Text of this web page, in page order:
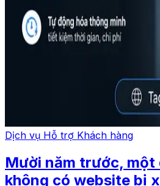
Dịch vụ Hỗ trợ Khách hàng
Mười năm trước, một
không có website bị